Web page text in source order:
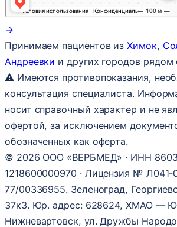
→
Принимаем пациентов изХимок,
Андреевки и других городов рядом
⚠ Имеются противопоказания,
консультация специалиста.
носит справочный характер и не
офертой, за исключением
обозначенных как оферта.
© 2026 ООО «ВЕРБМЕД» · ИНН
1218600000970 · Лицензия № Л041-
77/00336955. Зеленоград,
37к3. Юр. адрес: 628624, ХМАО —
Нижневартовск, ул. Дружбы